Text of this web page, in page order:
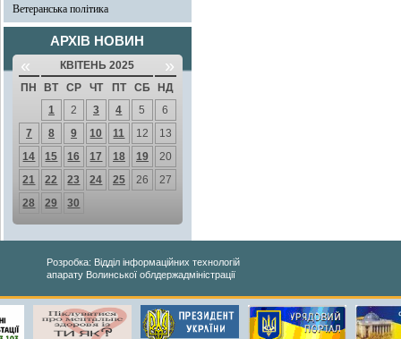
Ветеранська політика
АРХІВ НОВИН
« КВІТЕНЬ 2025 »
ПН ВТ СР ЧТ ПТ СБ
НД
1
2 3 4 5
6
7
8 9 10 11 12
13
14
15 16 17 18 19
20
21
22 23 24 25 26
27
28
29 30
Розробка: Відділ інформаційних технологій
апарату Волинської облдержадміністрації